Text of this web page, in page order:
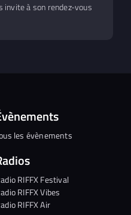
invite à son rendez-vous
les évènements
RIFFX Festival
RIFFX Vibes
RIFFX Air